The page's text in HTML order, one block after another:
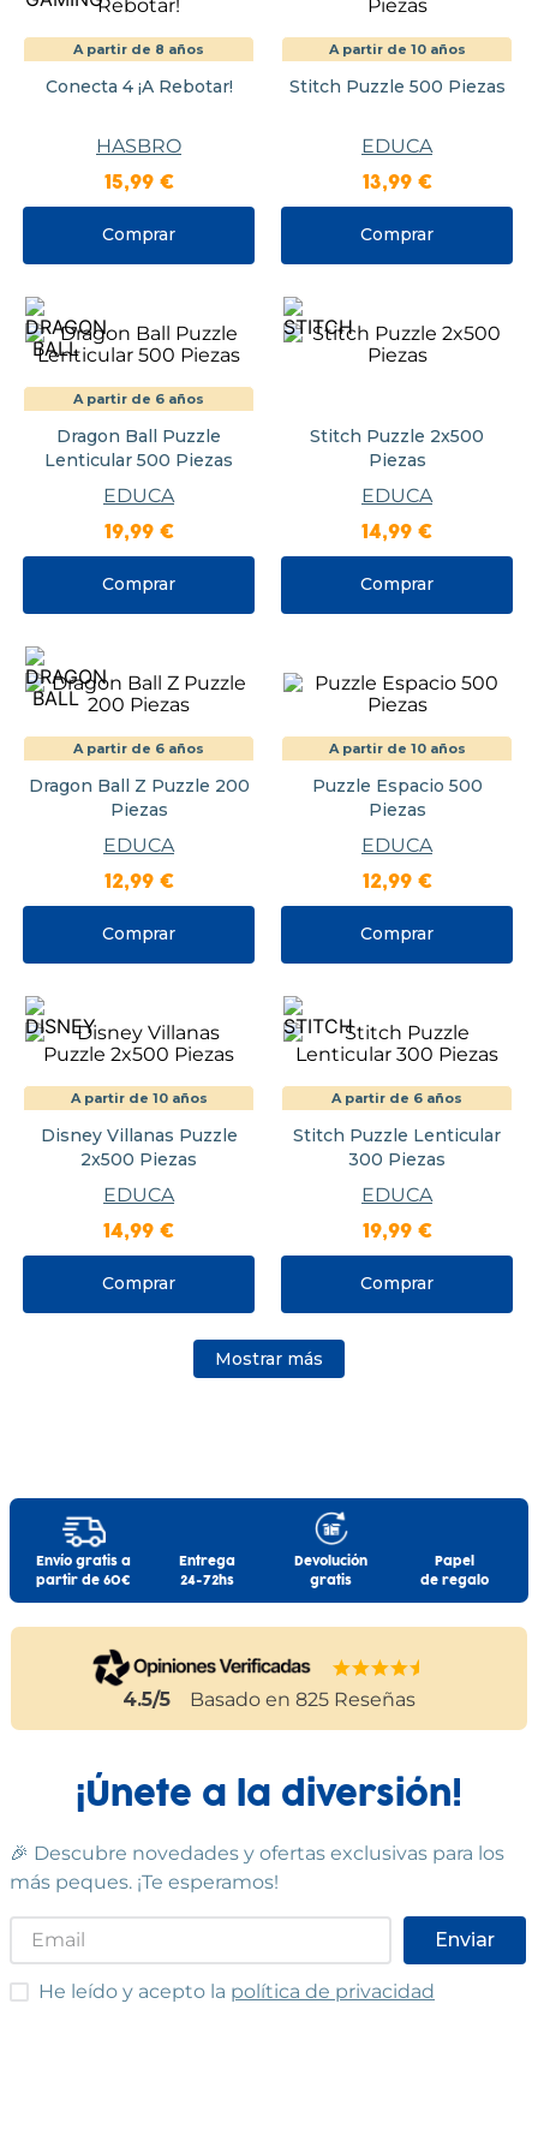
A partir de 8 años
Conecta 4 ¡A Rebotar!
HASBRO
15,99 €
Comprar
A partir de 10 años
Stitch Puzzle 500 Piezas
EDUCA
13,99 €
Comprar
A partir de 6 años
Dragon Ball Puzzle
Lenticular 500 Piezas
EDUCA
19,99 €
Comprar
Stitch Puzzle 2x500
Piezas
EDUCA
14,99 €
Comprar
A partir de 6 años
Dragon Ball Z Puzzle 200
Piezas
EDUCA
12,99 €
Comprar
A partir de 10 años
Puzzle Espacio 500
Piezas
EDUCA
12,99 €
Comprar
A partir de 10 años
Disney Villanas Puzzle
2x500 Piezas
EDUCA
14,99 €
Comprar
A partir de 6 años
Stitch Puzzle Lenticular
300 Piezas
EDUCA
19,99 €
Comprar
Mostrar más
Envío gratis a
partir de 60€
Entrega
24-72hs
Devolución
gratis
Papel
de regalo
4.5/5 Basado en 825 Reseñas
¡Únete a la diversión!
🎉 Descubre novedades y ofertas exclusivas para los
más peques. ¡Te esperamos!
Enviar
He leído y acepto las condiciones
He leído y acepto la política de privacidad